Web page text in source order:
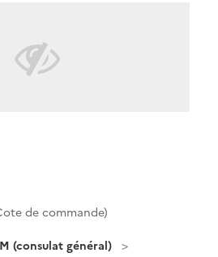
de commande)
(consulat général)